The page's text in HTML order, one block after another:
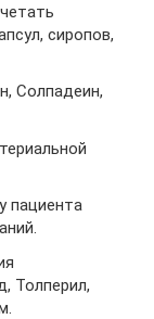
сиропов,
Солпадеин,
пациента
Толперил,